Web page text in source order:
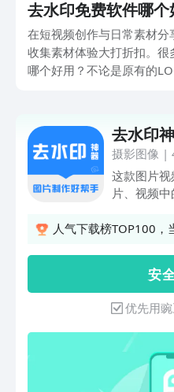
去水印免费软件哪个
在短视频创作与日常素材
收集素材体验大打折扣。
哪个好用？不论是原有的
去水印
摄影图像 |
这款图片
片、视频
完美效果。
多样处理
取视频：
接获取无水
选水印区域
视频尺寸
多余部分
剪：精准截
人气下载榜TOP100
安
优先用